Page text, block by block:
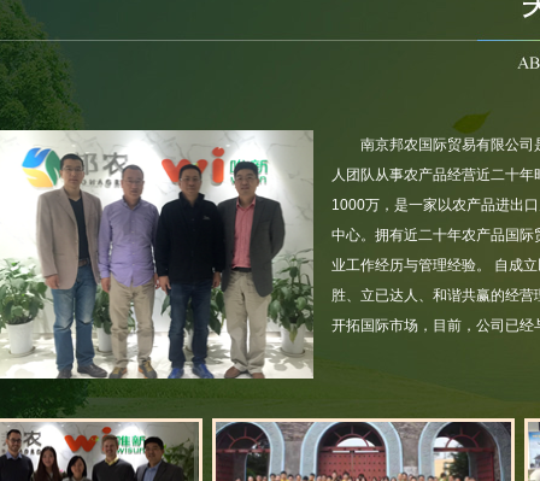
南京邦农国际贸易有限公
人团队从事农产品经营近二十
1000万，是一家以农产品进出
中心。拥有近二十年农产品国
业工作经历与管理经验。 自成
胜、立已达人、和谐共赢的经
开拓国际市场，目前，公司已